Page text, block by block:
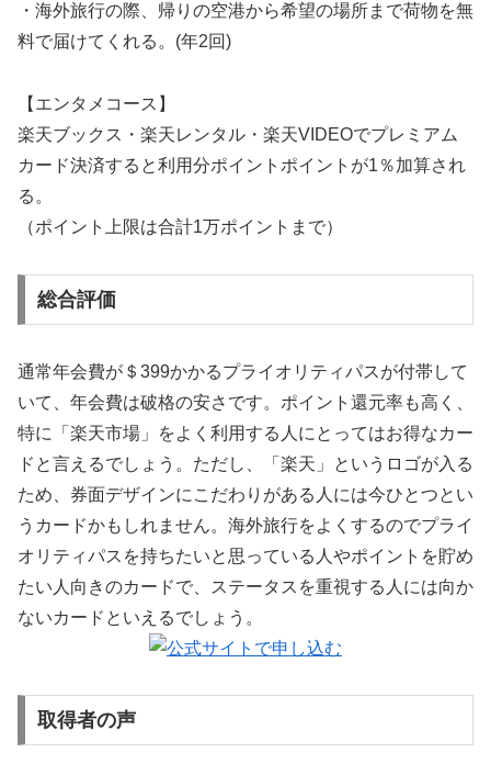
・海外旅行の際、帰りの空港から希望の場所まで荷物を無
料で届けてくれる。(年2回)
【エンタメコース】
楽天ブックス・楽天レンタル・楽天VIDEOでプレミアム
カード決済すると利用分ポイントポイントが1％加算され
る。
（ポイント上限は合計1万ポイントまで）
総合評価
通常年会費が＄399かかるプライオリティパスが付帯して
いて、年会費は破格の安さです。ポイント還元率も高く、
特に「楽天市場」をよく利用する人にとってはお得なカー
ドと言えるでしょう。ただし、「楽天」というロゴが入る
ため、券面デザインにこだわりがある人には今ひとつとい
うカードかもしれません。海外旅行をよくするのでプライ
オリティパスを持ちたいと思っている人やポイントを貯め
たい人向きのカードで、ステータスを重視する人には向か
ないカードといえるでしょう。
取得者の声